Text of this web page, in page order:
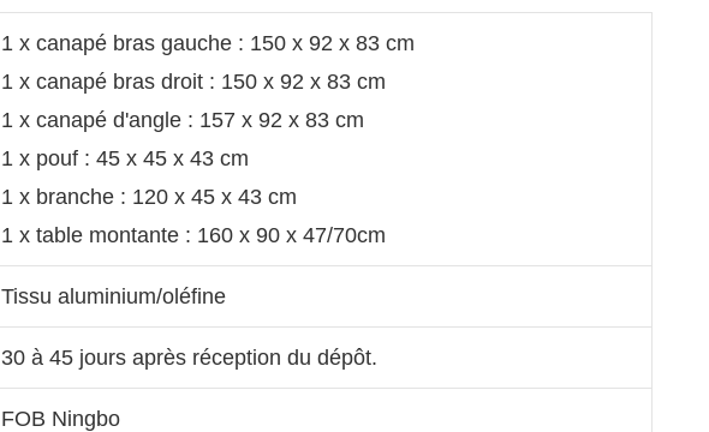
1 x canapé bras gauche : 150 x 92 x 83 cm
1 x canapé bras droit : 150 x 92 x 83 cm
1 x canapé d'angle : 157 x 92 x 83 cm
1 x pouf : 45 x 45 x 43 cm
1 x branche : 120 x 45 x 43 cm
1 x table montante : 160 x 90 x 47/70cm
Tissu aluminium/oléfine
30 à 45 jours après réception du dépôt.
FOB Ningbo